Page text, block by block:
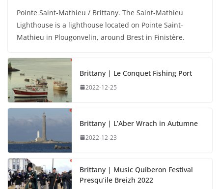
Pointe Saint-Mathieu / Brittany. The Saint-Mathieu
Lighthouse is a lighthouse located on Pointe Saint-
Mathieu in Plougonvelin, around Brest in Finistère.
Brittany | Le Conquet Fishing Port
2022-12-25
Brittany | L’Aber Wrach in Autumne
2022-12-23
Brittany | Music Quiberon Festival
Presqu’ile Breizh 2022